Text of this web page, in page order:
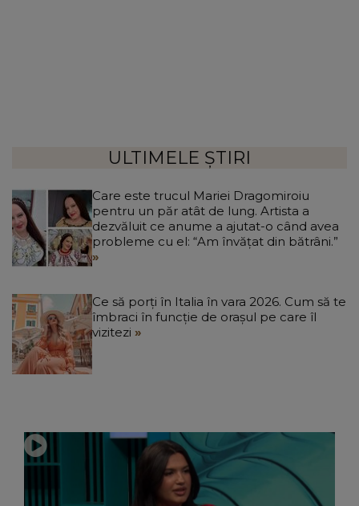
ULTIMELE ȘTIRI
Care este trucul Mariei Dragomiroiu
pentru un păr atât de lung. Artista a
dezvăluit ce anume a ajutat-o când avea
probleme cu el: “Am învățat din bătrâni.”
Ce să porți în Italia în vara 2026. Cum să te
îmbraci în funcție de orașul pe care îl
vizitezi